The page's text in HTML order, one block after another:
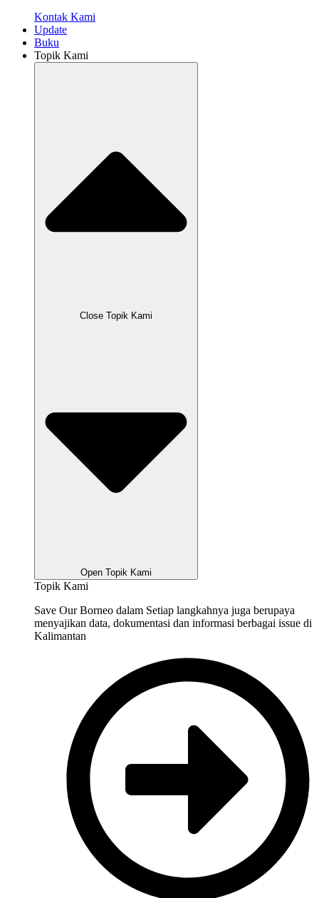
Kontak Kami
Update
Buku
Topik Kami
Close Topik Kami
Open Topik Kami
Topik Kami
Save Our Borneo dalam Setiap langkahnya juga berupaya
menyajikan data, dokumentasi dan informasi berbagai issue di
Kalimantan